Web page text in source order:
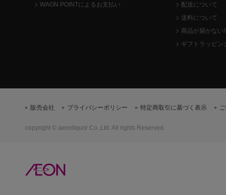
WAON POINTによるお支払い
配送について
送料について
商品が届かない
ギフトラッピン
販売会社 プライバシーポリシー 特定商取引に基づく表示
copyright © aeonliquor Co.,Ltd. All rights Reserved.